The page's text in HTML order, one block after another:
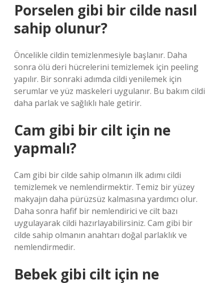
Porselen gibi bir cilde nasıl
sahip olunur?
Öncelikle cildin temizlenmesiyle başlanır. Daha
sonra ölü deri hücrelerini temizlemek için peeling
yapılır. Bir sonraki adımda cildi yenilemek için
serumlar ve yüz maskeleri uygulanır. Bu bakım cildi
daha parlak ve sağlıklı hale getirir.
Cam gibi bir cilt için ne
yapmalı?
Cam gibi bir cilde sahip olmanın ilk adımı cildi
temizlemek ve nemlendirmektir. Temiz bir yüzey
makyajın daha pürüzsüz kalmasına yardımcı olur.
Daha sonra hafif bir nemlendirici ve cilt bazı
uygulayarak cildi hazırlayabilirsiniz. Cam gibi bir
cilde sahip olmanın anahtarı doğal parlaklık ve
nemlendirmedir.
Bebek gibi cilt için ne